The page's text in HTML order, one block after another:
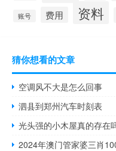
账号 费用 资料
猜你想看的文章
空调风不大是怎么回事
泗县到郑州汽车时刻表
光头强的小木屋真的存在